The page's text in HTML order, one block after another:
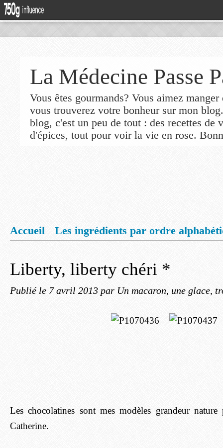
La Médecine Passe
Vous êtes gourmands? Vous aimez
vous trouverez votre bonheur sur mon
blog, c'est un peu de tout : des recettes de
d'épices, tout pour voir la vie en rose.
Accueil
Les ingrédients par ordre
Liberty, liberty chéri *
Publié le 7 avril 2013 par Un macaron, une glace,
Les chocolatines sont mes modèles grandeur
Catherine.